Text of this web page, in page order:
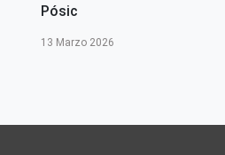
Pósic
13 Marzo 2026